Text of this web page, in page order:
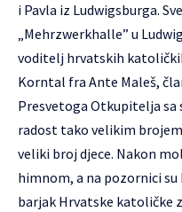
i Pavla iz Ludwigsburga.
„Mehrzwerkhalle” u
voditelj hrvatskih
Korntal fra Ante Maleš,
Presvetoga Otkupitelja sa
radost tako velikim
veliki broj djece. Nakon
himnom, a na pozornici
barjak Hrvatske katoličke